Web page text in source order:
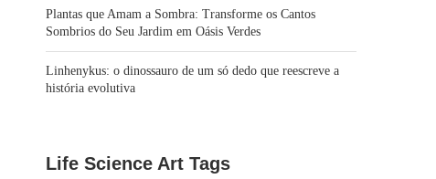
Plantas que Amam a Sombra: Transforme os Cantos
Sombrios do Seu Jardim em Oásis Verdes
Linhenykus: o dinossauro de um só dedo que reescreve a
história evolutiva
Life Science Art Tags